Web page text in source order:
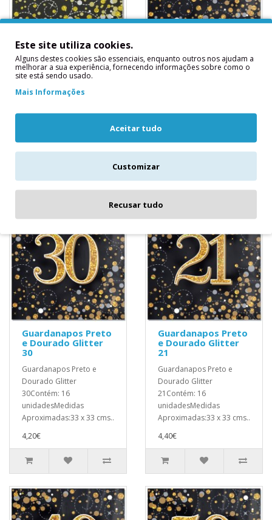
16 Guardanapos
Sparkle Pretos e
Dourados
16 Guardanapos Sparkle
Pretos e
unidadesMedidas
Aproximadas:33 x 33 cms..
4,40€
Dourados Happy
Birthday
BirthdayContém: 16
4,20€
Guardanapos Preto
e Dourado Glitter
30
Guardanapos Preto e
Dourado Glitter
30Contém: 16
unidadesMedidas
Aproximadas:33 x 33 cms..
4,20€
Guardanapos Preto
e Dourado Glitter
21
Guardanapos Preto e
Dourado Glitter
21Contém: 16
unidadesMedidas
Aproximadas:33 x 33 cms..
4,40€
Este site utiliza cookies.
Alguns destes cookies são essenciais, enquanto outros nos ajudam a
melhorar a sua experiência, fornecendo informações sobre como o
site está sendo usado.
Mais Informações
Aceitar tudo
Customizar
Recusar tudo